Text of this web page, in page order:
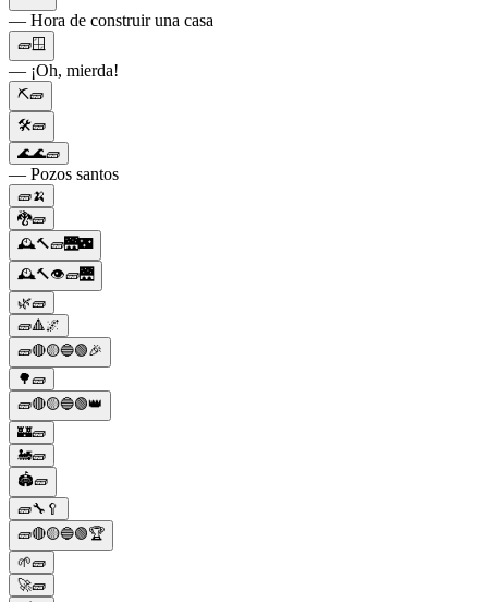
— Hora de construir una casa
🧱🪟
— ¡Oh, mierda!
⛏🧱
🛠🧱
🌊🌊🧱
— Pozos santos
🧱🍌
🐉🧱
🕰️🔨🧱🌉🌃
🕰️🔨👁️🧱🌉
🌿🧱
🧱🔺🌌
🧱🔴🟡🔵🟢🎉
🌳🧱
🧱🔴🟡🔵🟢👑
🏰🧱
🚂🧱
🏟️🧱
🧱🔧🥄
🧱🔴🟡🔵🟢🏆
🌱🧱
🚀🧱